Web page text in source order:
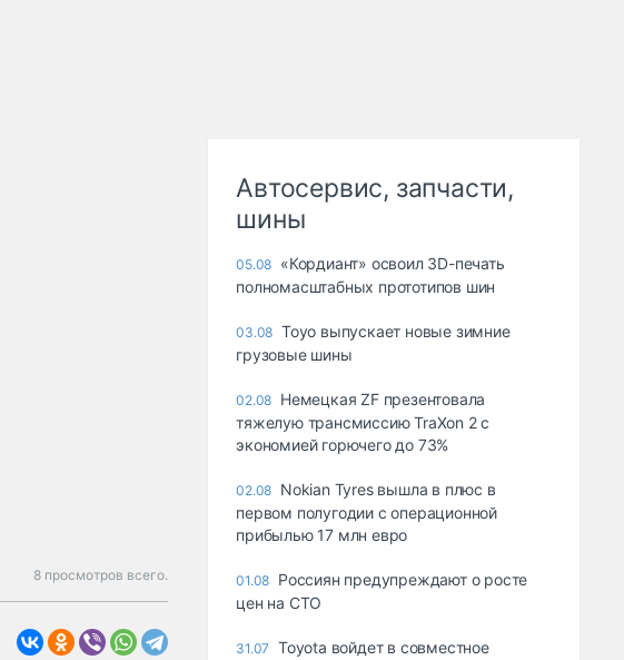
8 просмотров всего.
Автосервис, запчасти,
шины
05.08 «Кордиант» освоил 3D-печать
полномасштабных прототипов шин
03.08 Toyo выпускает новые зимние
грузовые шины
02.08 Немецкая ZF презентовала
тяжелую трансмиссию TraXon 2 с
экономией горючего до 73%
02.08 Nokian Tyres вышла в плюс в
первом полугодии с операционной
прибылью 17 млн евро
01.08 Россиян предупреждают о росте
цен на СТО
31.07
Toyota войдет в совместное